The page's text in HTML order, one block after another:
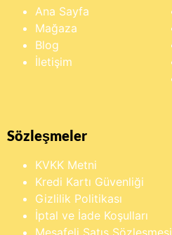
Ana Sayfa
Mağaza
Blog
İletişim
Sözleşmeler
KVKK Metni
Kredi Kartı Güvenliği
Gizlilik Politikası
İptal ve İade Koşulları